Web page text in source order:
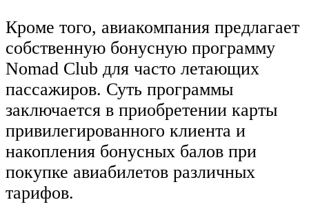
Кроме того, авиакомпания предлагает
собственную бонусную программу
Nomad Club для часто летающих
пассажиров. Суть программы
заключается в приобретении карты
привилегированного клиента и
накопления бонусных балов при
покупке авиабилетов различных
тарифов.